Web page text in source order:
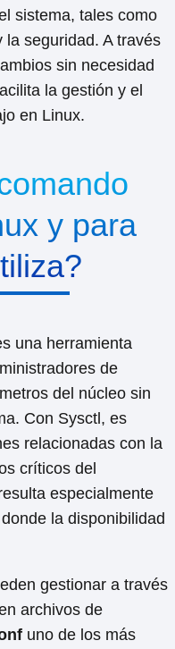
sistema, tales como
seguridad. A través
sin necesidad
la gestión y el
en Linux.
y para
una herramienta
de
del núcleo sin
Con Sysctl, es
relacionadas con la
críticos del
especialmente
la disponibilidad
gestionar a través
archivos de
uno de los más